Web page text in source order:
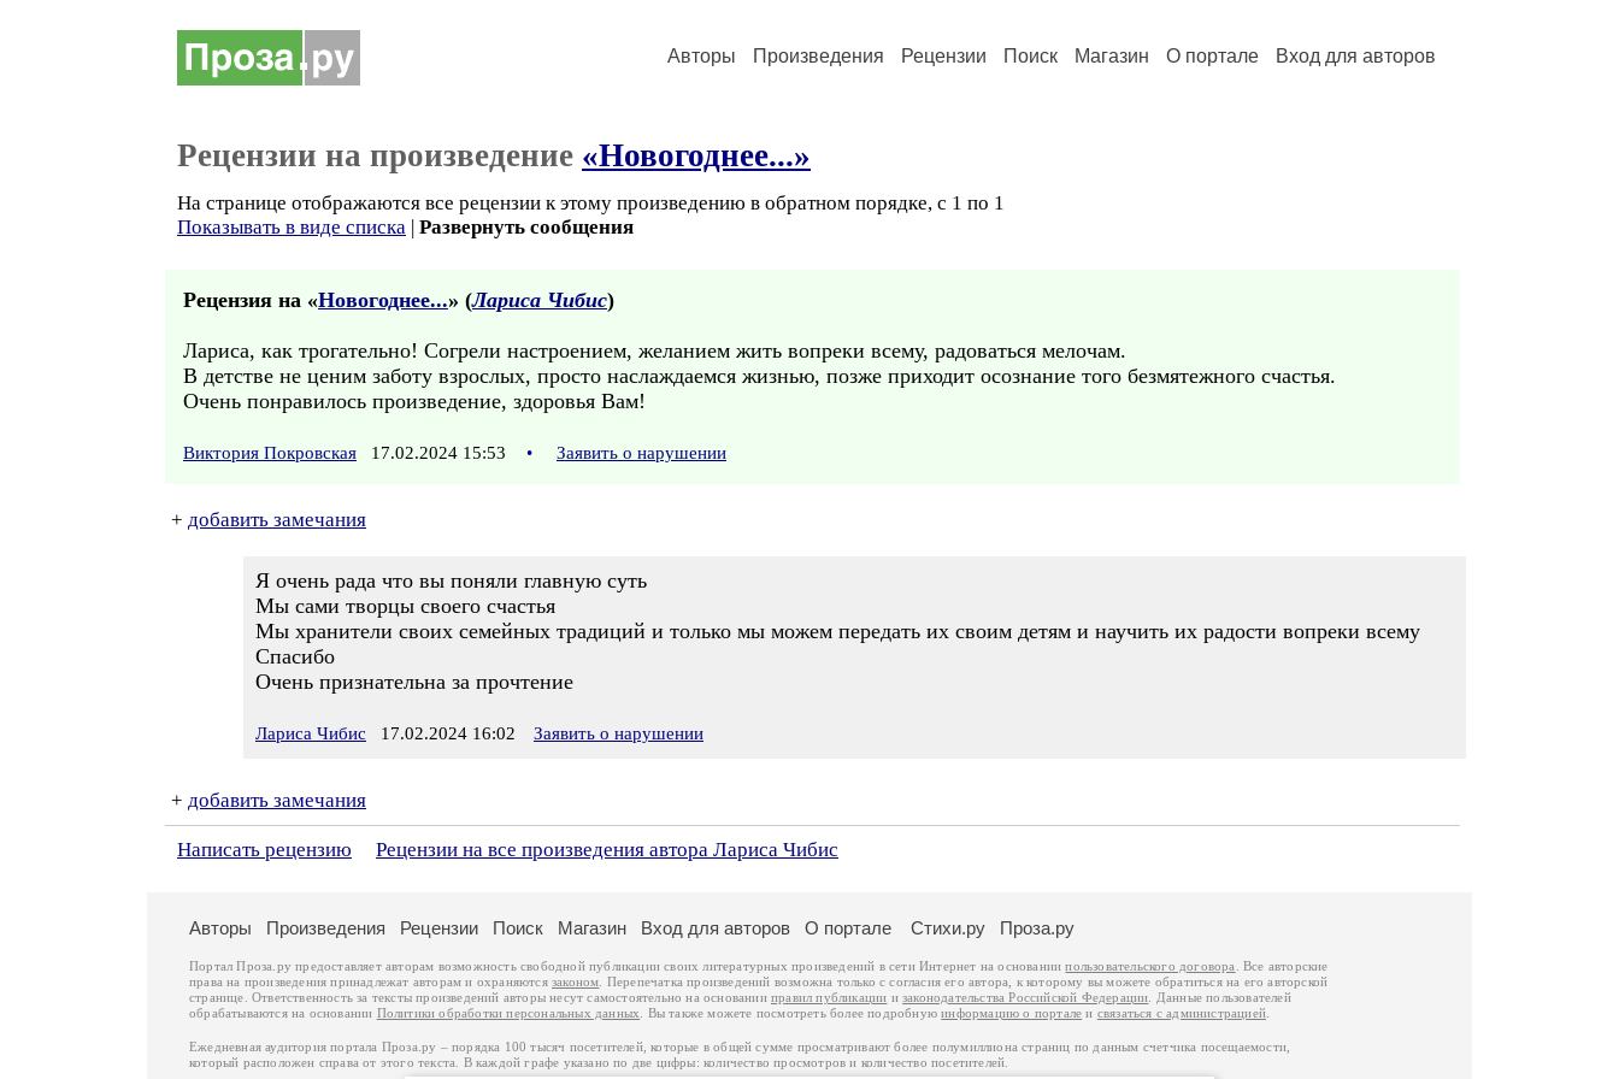
Авторы Произведения Рецензии Поиск Магазин О портале Вход для авторов
Рецензии на произведение «Новогоднее...»
На странице отображаются все рецензии к этому произведению в обратном порядке, с 1 по 1
Показывать в виде списка | Развернуть сообщения
Рецензия на «Новогоднее...» (Лариса Чибис)
Лариса, как трогательно! Согрели настроением, желанием жить вопреки всему, радоваться мелочам.
В детстве не ценим заботу взрослых, просто наслаждаемся жизнью, позже приходит осознание того безмятежного счастья.
Очень понравилось произведение, здоровья Вам!
Виктория Покровская 17.02.2024 15:53 • Заявить о нарушении
+ добавить замечания
Я очень рада что вы поняли главную суть
Мы сами творцы своего счастья
Мы хранители своих семейных традиций и только мы можем передать их своим детям и научить их радости вопреки всему
Спасибо
Очень признательна за прочтение
Лариса Чибис 17.02.2024 16:02 Заявить о нарушении
+ добавить замечания
Написать рецензию Рецензии на все произведения автора Лариса Чибис
Авторы Произведения Рецензии Поиск Магазин Вход для авторов О портале Стихи.ру Проза.ру
Портал Проза.ру предоставляет авторам возможность свободной публикации своих литературных произведений в сети Интернет на основаниипользовательского договора
. Все авторские
права на произведения принадлежат авторам и охраняются законом . Перепечатка произведений возможна только с согласия его автора, к которому вы можете обратиться на его авторской
странице. Ответственность за тексты произведений авторы несут самостоятельно на основанииправил публикации изаконодательства Российской Федерации . Данные пользователей
обрабатываются на основании Политики обработки персональных данных . Вы также можете посмотреть более подробнуюинформацию о портале и связаться с администрацией
Ежедневная аудитория портала Проза.ру – порядка 100 тысяч посетителей, которые в общей сумме просматривают более полумиллиона страниц по данным счетчика посещаемости,
который расположен справа от этого текста. В каждой графе указано по две цифры: количество просмотров и количество посетителей.